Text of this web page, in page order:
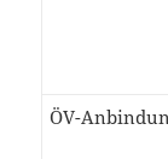
ÖV-